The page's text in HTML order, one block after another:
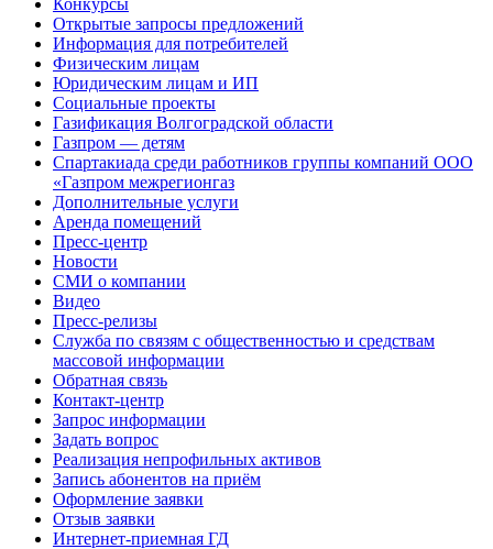
Конкурсы
Открытые запросы предложений
Информация для потребителей
Физическим лицам
Юридическим лицам и ИП
Социальные проекты
Газификация Волгоградской области
Газпром — детям
Спартакиада среди работников группы компаний ООО
«Газпром межрегионгаз
Дополнительные услуги
Аренда помещений
Пресс-центр
Новости
СМИ о компании
Видео
Пресс-релизы
Служба по связям с общественностью и средствам
массовой информации
Обратная связь
Контакт-центр
Запрос информации
Задать вопрос
Реализация непрофильных активов
Запись абонентов на приём
Оформление заявки
Отзыв заявки
Интернет-приемная ГД